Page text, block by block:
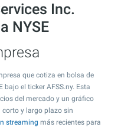
Inc.
NYSE
que cotiza en bolsa de
bajo el ticker AFSS.ny. Esta
del mercado y un gráfico
y largo plazo sin
streaming más recientes para